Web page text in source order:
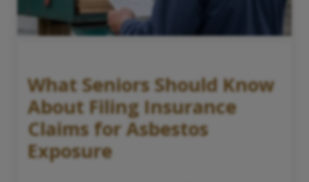
What Seniors Should Know
About Filing Insurance
Claims for Asbestos
Exposure